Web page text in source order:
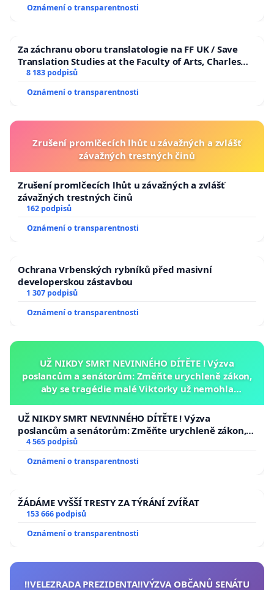
Oznámení o transparentnosti
Za záchranu oboru translatologie na FF UK / Save
Translation Studies at the Faculty of Arts, Charles
University
8 183 podpisů
Oznámení o transparentnosti
Zrušení promlčecích lhůt u závažných a zvlášť
závažných trestných činů
Zrušení promlčecích lhůt u závažných a zvlášť
závažných trestných činů
162 podpisů
Oznámení o transparentnosti
Ochrana Vrbenských rybníků před masivní
developerskou zástavbou
1 307 podpisů
Oznámení o transparentnosti
UŽ NIKDY SMRT NEVINNÉHO DÍTĚTE ! Výzva
poslancům a senátorům: Změňte urychleně zákon,
aby se tragédie malé Viktorky už nemohla
UŽ NIKDY SMRT NEVINNÉHO DÍTĚTE ! Výzva
poslancům a senátorům: Změňte urychleně zákon,
aby se tragédie malé Viktorky už nemohla opakovat!
4 565 podpisů
Oznámení o transparentnosti
ŽÁDÁME VYŠŠÍ TRESTY ZA TÝRÁNÍ ZVÍŘAT
153 666 podpisů
Oznámení o transparentnosti
‼️VELEZRADA PREZIDENTA‼️VÝZVA OBČANŮ SENÁTU